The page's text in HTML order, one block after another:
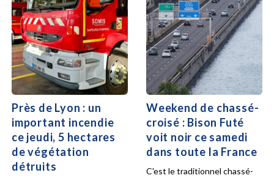
Près de Lyon : un
important incendie
ce jeudi, 5 hectares
de végétation
détruits
Weekend de chassé-
croisé : Bison Futé
voit noir ce samedi
dans toute la France
C'est le traditionnel chassé-